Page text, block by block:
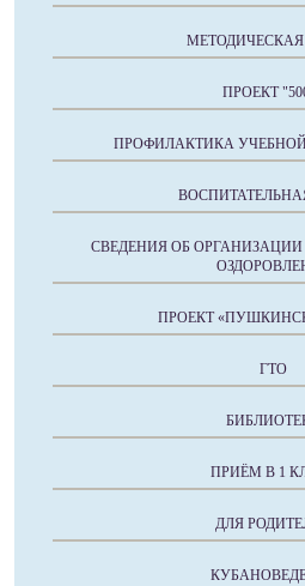
МЕТОДИЧЕСКАЯ
ПРОЕКТ
ПРОФИЛАКТИКА
СВЕДЕНИЯ ОБ
ПРОЕКТ
ГТО
ПРИЁМ В 1
ДЛЯ